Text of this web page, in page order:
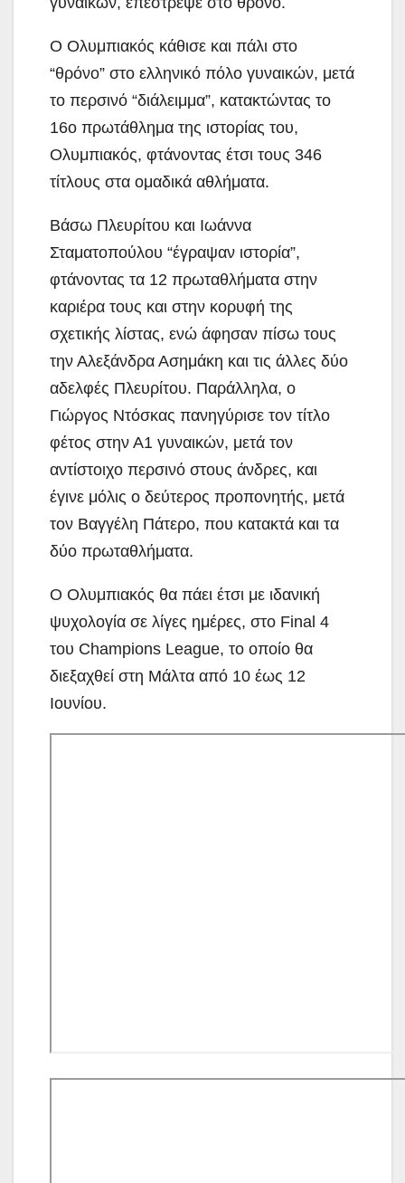
Ο Ολυμπιακός κάθισε και πάλι στο
“θρόνο” στο ελληνικό πόλο γυναικών, μετά
το περσινό “διάλειμμα”, κατακτώντας το
16ο πρωτάθλημα της ιστορίας του,
Ολυμπιακός, φτάνοντας έτσι τους 346
τίτλους στα ομαδικά αθλήματα.
Βάσω Πλευρίτου και Ιωάννα
Σταματοπούλου “έγραψαν ιστορία”,
φτάνοντας τα 12 πρωταθλήματα στην
καριέρα τους και στην κορυφή της
σχετικής λίστας, ενώ άφησαν πίσω τους
την Αλεξάνδρα Ασημάκη και τις άλλες δύο
αδελφές Πλευρίτου. Παράλληλα, ο
Γιώργος Ντόσκας πανηγύρισε τον τίτλο
φέτος στην Α1 γυναικών, μετά τον
αντίστοιχο περσινό στους άνδρες, και
έγινε μόλις ο δεύτερος προπονητής, μετά
τον Βαγγέλη Πάτερο, που κατακτά και τα
δύο πρωταθλήματα.
Ο Ολυμπιακός θα πάει έτσι με ιδανική
ψυχολογία σε λίγες ημέρες, στο Final 4
του Champions League, το οποίο θα
διεξαχθεί στη Μάλτα από 10 έως 12
Ιουνίου.